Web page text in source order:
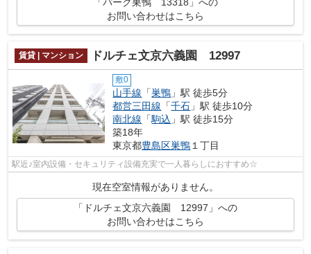
お問い合わせはこちら
賃貸 | マンション ドルチェ文京六義園 12997
敷0
山手線 「巣鴨 」駅 徒歩5分
都営三田線 「千石 」駅 徒歩10分
南北線 「駒込 」駅 徒歩15分
築18年
東京都豊島区巣鴨１丁目
駅近♪室内設備・セキュリティ設備充実で一人暮らしにおすすめ☆
現在空室情報がありません。
「ドルチェ文京六義園 12997」への
お問い合わせはこちら